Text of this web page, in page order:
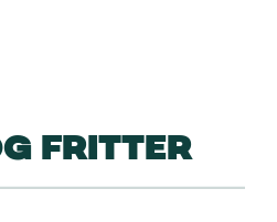
FRITTER